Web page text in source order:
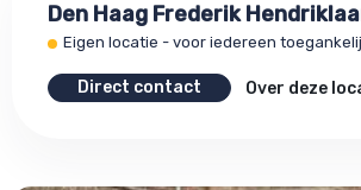
Den Haag Frederik
Eigen locatie - voor iedereen
Direct contact Over deze